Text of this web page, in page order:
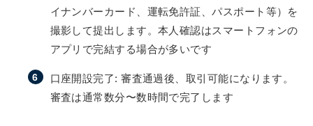
イナンバーカード、運転免許証、パスポート等）を
撮影して提出します。本人確認はスマートフォンの
アプリで完結する場合が多いです
口座開設完了: 審査通過後、取引可能になります。
審査は通常数分〜数時間で完了します